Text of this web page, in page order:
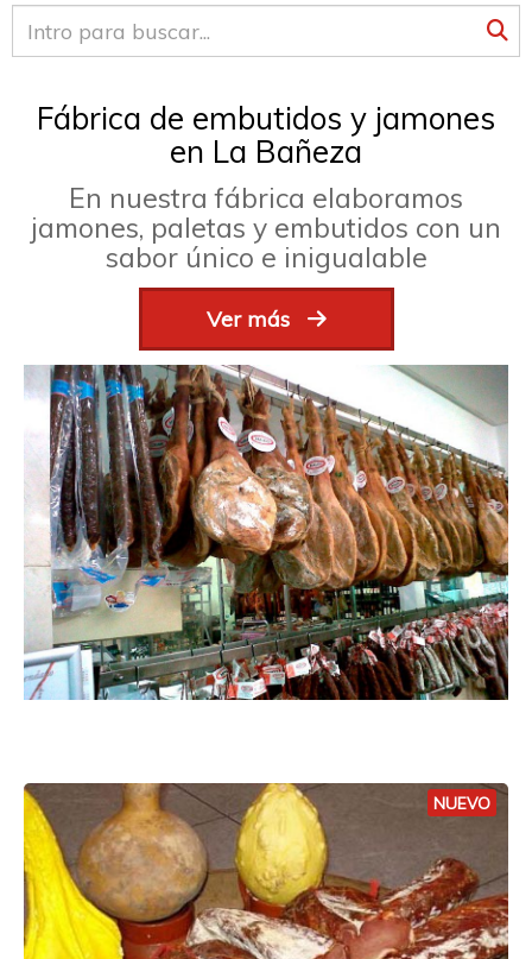
Fábrica de embutidos y jamones
en La Bañeza
En nuestra fábrica elaboramos
jamones, paletas y embutidos con un
sabor único e inigualable
Ver más
NUEVO